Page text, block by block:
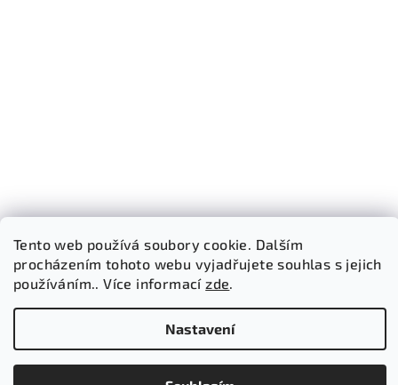
Tento web používá soubory cookie. Dalším
procházením tohoto webu vyjadřujete souhlas s jejich
používáním.. Více informacízde.
Nastavení
Copyright 2026Bricked Store. Všechna práva vyhrazena.